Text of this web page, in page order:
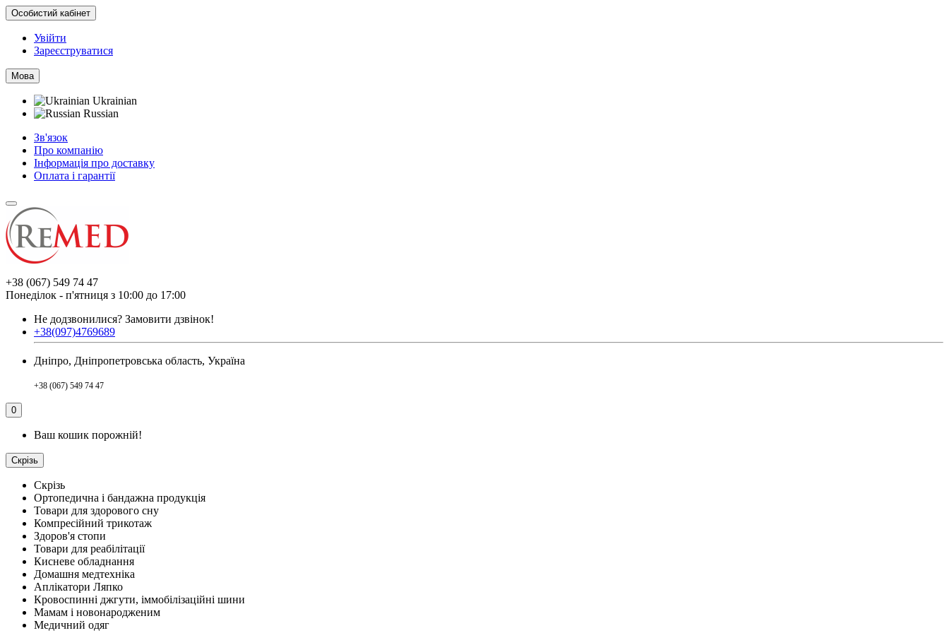
Особистий кабінет
Увійти
Зареєструватися
Мова
Ukrainian
Russian
Зв'язок
Про компанію
Інформація про доставку
Оплата і гарантії
+38 (067) 549 74 47
Понеділок - п'ятниця з 10:00 до 17:00
Не додзвонилися? Замовити дзвінок!
+38(097)4769689
Дніпро, Дніпропетровська область, Україна
+38 (067) 549 74 47
0
Ваш кошик порожній!
Скрізь
Скрізь
Ортопедична і бандажна продукція
Товари для здорового сну
Компресійний трикотаж
Здоров'я стопи
Товари для реабілітації
Кисневе обладнання
Домашня медтехніка
Аплікатори Ляпко
Кровоспинні джгути, іммобілізаційні шини
Мамам і новонародженим
Медичний одяг